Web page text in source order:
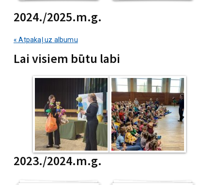
2024./2025.m.g.
« Atpakaļ uz albumu
Lai visiem būtu labi
2023./2024.m.g.